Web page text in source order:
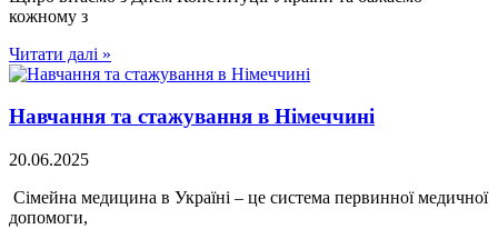
кожному з
Читати далі »
Навчання та стажування в Німеччині
20.06.2025
Сімейна медицина в Україні – це система первинної медичної
допомоги,